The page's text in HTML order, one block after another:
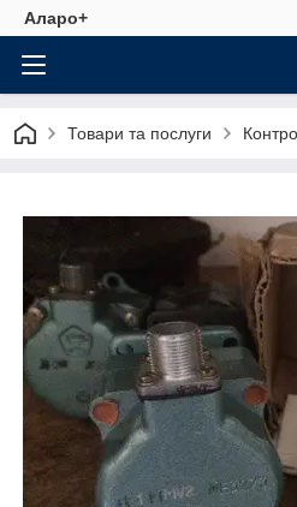
Аларо+
Товари та послуги